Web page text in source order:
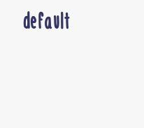
default